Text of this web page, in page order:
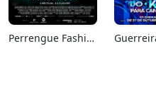
Perrengue Fashion